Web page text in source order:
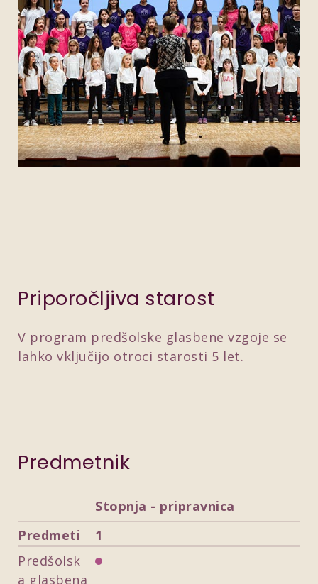
Priporočljiva starost
V program predšolske glasbene vzgoje se
lahko vključijo otroci starosti 5 let.
Predmetnik
Stopnja - pripravnica
Predmeti
1
Predšolsk
a glasbena